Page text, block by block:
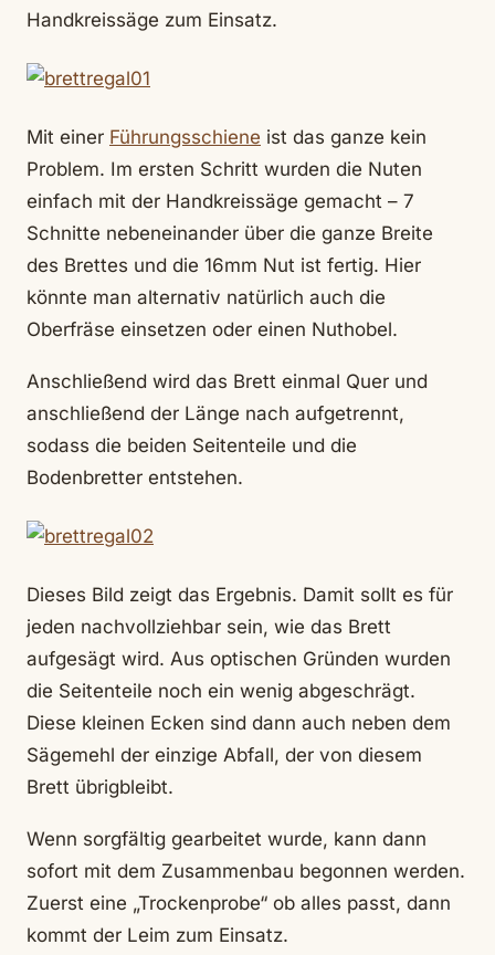
Handkreissäge zum Einsatz.
Mit einer Führungsschiene ist das ganze kein
Problem. Im ersten Schritt wurden die Nuten
einfach mit der Handkreissäge gemacht – 7
Schnitte nebeneinander über die ganze Breite
des Brettes und die 16mm Nut ist fertig. Hier
könnte man alternativ natürlich auch die
Oberfräse einsetzen oder einen Nuthobel.
Anschließend wird das Brett einmal Quer und
anschließend der Länge nach aufgetrennt,
sodass die beiden Seitenteile und die
Bodenbretter entstehen.
Dieses Bild zeigt das Ergebnis. Damit sollt es für
jeden nachvollziehbar sein, wie das Brett
aufgesägt wird. Aus optischen Gründen wurden
die Seitenteile noch ein wenig abgeschrägt.
Diese kleinen Ecken sind dann auch neben dem
Sägemehl der einzige Abfall, der von diesem
Brett übrigbleibt.
Wenn sorgfältig gearbeitet wurde, kann dann
sofort mit dem Zusammenbau begonnen werden.
Zuerst eine „Trockenprobe“ ob alles passt, dann
kommt der Leim zum Einsatz.